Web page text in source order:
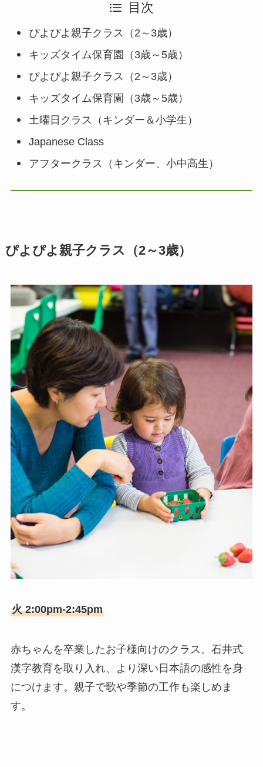
目次
ぴよぴよ親子クラス（2～3歳）
キッズタイム保育園（3歳～5歳）
ぴよぴよ親子クラス（2～3歳）
キッズタイム保育園（3歳～5歳）
土曜日クラス（キンダー＆小学生）
Japanese Class
アフタークラス（キンダー、小中高生）
ぴよぴよ親子クラス（2～3歳）
火 2:00pm-2:45pm
赤ちゃんを卒業したお子様向けのクラス。石井式
漢字教育を取り入れ、より深い日本語の感性を身
につけます。親子で歌や季節の工作も楽しめま
す。